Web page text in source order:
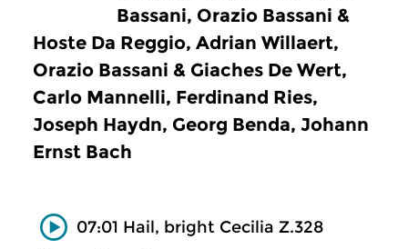
Bassani, Orazio Bassani &
Hoste Da Reggio, Adrian Willaert,
Orazio Bassani & Giaches De Wert,
Carlo Mannelli, Ferdinand Ries,
Joseph Haydn, Georg Benda, Johann
Ernst Bach
07:01 Hail, bright Cecilia Z.328